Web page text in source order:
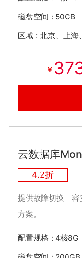
磁盘空间 50GB
区域 北京、上海
¥
云数据库
4.2折
提供故障切换，
方案。
配置规格 4核8G